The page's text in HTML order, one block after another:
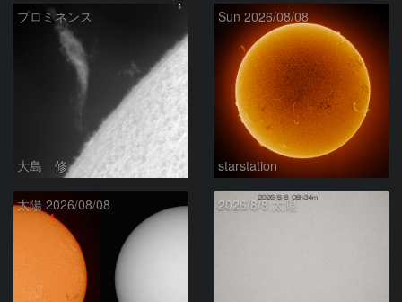
プロミネンス
大島 修
Sun 2026/08/08
starstation
太陽 2026/08/08 2026/8/8 太陽